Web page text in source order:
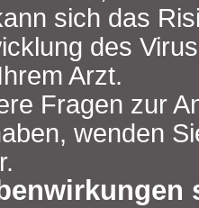
sich das
des
Arzt.
Fragen zur
wenden